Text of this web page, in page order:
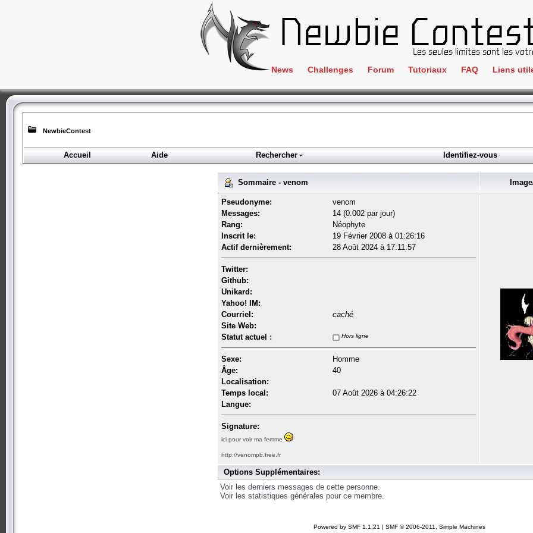
News Challenges
Crackme
ClientSide
Forensics
Programmation
Stéganographie
Wargame
Forum Tutoriaux FAQ Liens
IRC
NewbieContest
Accueil
Aide Rechercher Identifiez-vous
Sommaire - venom
Pseudonyme:
venom
Messages:
14 (0.002 par jour)
Rang:
Néophyte
Inscrit le:
19 Février 2008 à 01:26:16
Actif dernièrement:
28 Août 2024 à 17:11:57
Twitter:
Github:
Unikard:
Yahoo! IM:
Courriel:
caché
Site Web:
Statut actuel :
Hors ligne
Sexe:
Homme
Âge:
40
Localisation:
Temps local:
07 Août 2026 à 04:26:22
Langue:
Signature:
ici pour voir ma femme
http://venompb.free.fr
Options Supplémentaires:
Voir les derniers messages de cette personne.
Voir les statistiques générales pour ce membre.
Powered by SMF 1.1.21 | SMF © 2006-2011, Simple Machines